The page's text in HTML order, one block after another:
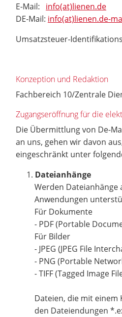
E-Mail: info(at)lienen.de
DE-Mail: info(at)lienen.de-
Umsatzsteuer-
Konzeption und Redaktion
Fachbereich 10/Zentrale
Zugangseröffnung für die
Die Übermittlung von De-
an uns, gehen wir davon
eingeschränkt unter
Dateianhänge
Werden Dateianhänge
Anwendungen
Für Dokumente
- PDF (Portable
Für Bilder
- JPEG (JPEG File
- PNG (Portable
- TIFF (Tagged Image
Dateien, die mit
den Dateiendungen